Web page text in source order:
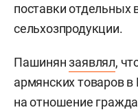
поставки отдельных
сельхозпродукции.
Пашинянзаявлял,
армянских товаров
на отношение